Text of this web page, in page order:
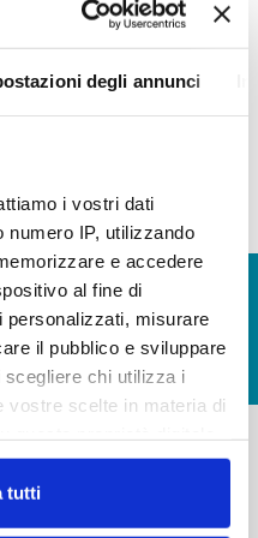
degli annunci
i vostri dati
numero IP, utilizzando
e accedere
al fine di
personalizzati, misurare
il pubblico e sviluppare
chi utilizza i
vostre scelte in materia di
scelte. È possibile
consenso in qualsiasi
cookie o facendo clic
tutti
QUALITÀ
GLOSSARIO
GIUDICA IL SERVIZIO
LAVORA CON NOI
-
FAQ